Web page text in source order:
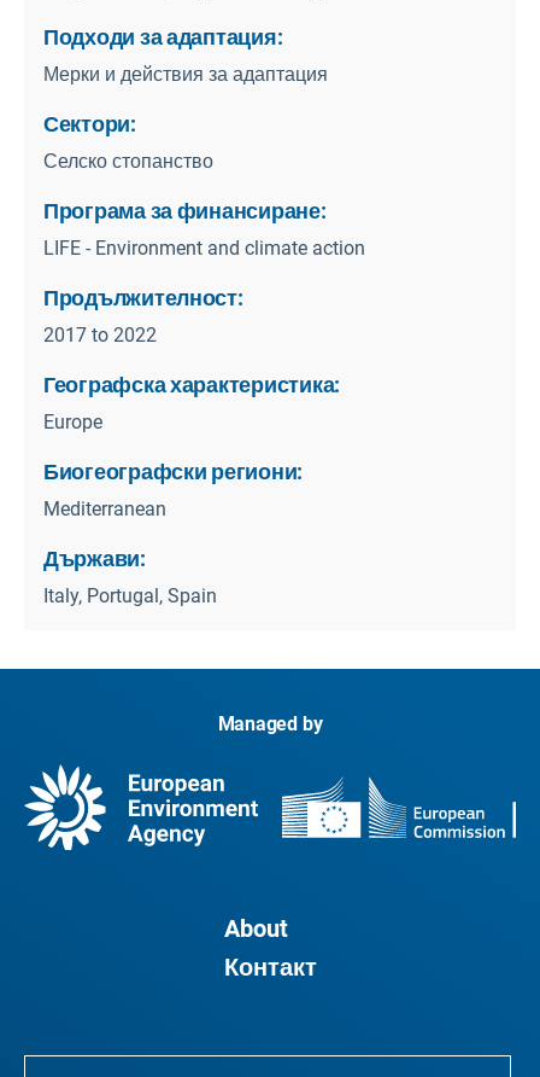
Подходи за адаптация:
Мерки и действия за адаптация
Сектори:
Селско стопанство
Програма за финансиране:
LIFE - Environment and climate action
Продължителност:
2017 to 2022
Географска характеристика:
Europe
Биогеографски региони:
Mediterranean
Държави:
Italy, Portugal, Spain
Managed by
About
Контакт